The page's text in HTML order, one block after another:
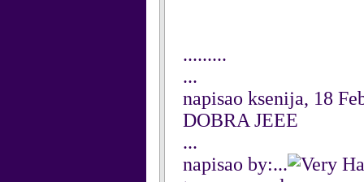
.........
...
napisao ksenija, 18
DOBRA JEEE
...
napisao by:...